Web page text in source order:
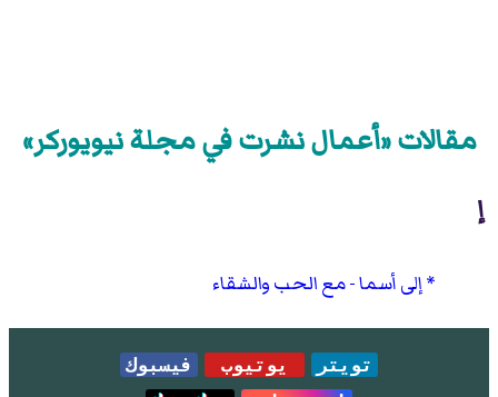
مقالات «أعمال نشرت في مجلة نيويوركر»
إ
إلى أسما - مع الحب والشقاء
تويتر يوتيوب
فيسبوك